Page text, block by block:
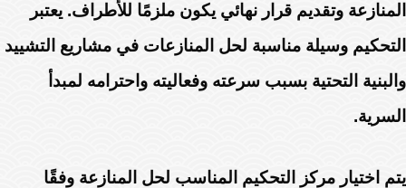
المنازعة وتقديم قرار نهائي يكون ملزمًا للأطراف. يعتبر
التحكيم وسيلة مناسبة لحل المنازعات في مشاريع التشييد
والبنية التحتية بسبب سرعته وفعاليته واحترامه لمبدأ
السرية.
يتم اختيار مركز التحكيم المناسب لحل المنازعة وفقًا